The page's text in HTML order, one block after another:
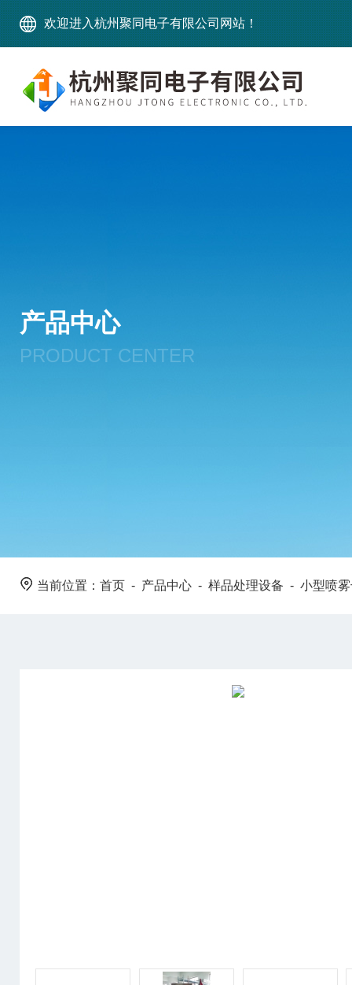
欢迎进入杭州聚同电子有限公司网站！
产品中心
PRODUCT CENTER
当前位置： 首页 - 产品中心 - 样品处理设备 - 小型喷